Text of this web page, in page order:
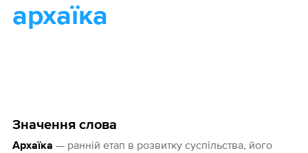
Значення слова
Архаїка — ранній етап в розвитку суспільства, його
архаїка